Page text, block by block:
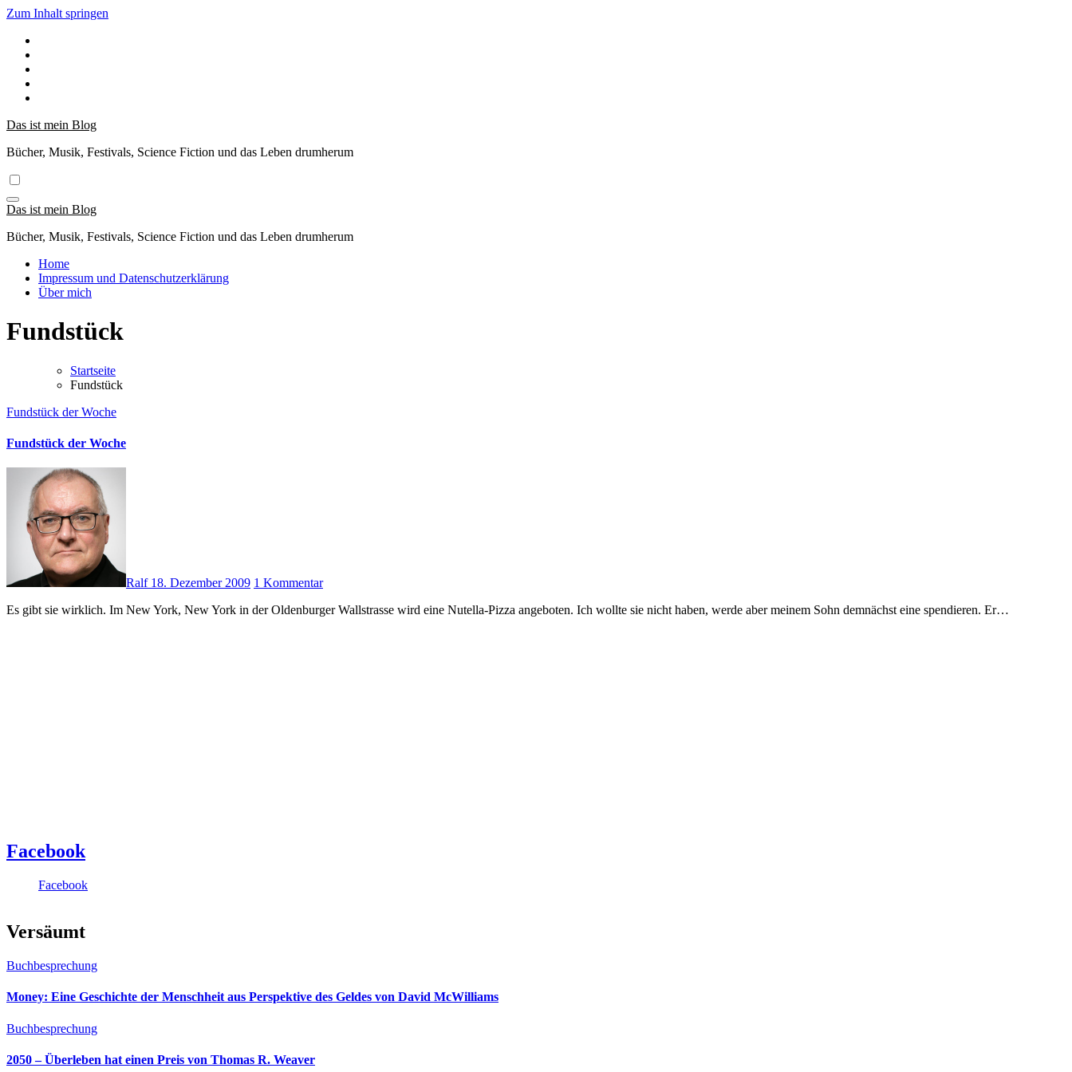
Zum Inhalt springen
Das ist mein Blog
Bücher, Musik, Festivals, Science Fiction und das Leben drumherum
Das ist mein Blog
Bücher, Musik, Festivals, Science Fiction und das Leben drumherum
Home
Impressum und Datenschutzerklärung
Über mich
Fundstück
Startseite
Fundstück
Fundstück der Woche
Fundstück der Woche
Ralf 18. Dezember 2009 1 Kommentar
Es gibt sie wirklich. Im New York, New York in der Oldenburger Wallstrasse wird eine Nutella-Pizza angeboten. Ich wollte sie nicht haben, werde aber meinem Sohn demnächst eine spendieren. Er…
Facebook
Facebook
Versäumt
Buchbesprechung
Money: Eine Geschichte der Menschheit aus Perspektive des Geldes von David McWilliams
Buchbesprechung
2050 – Überleben hat einen Preis von Thomas R. Weaver